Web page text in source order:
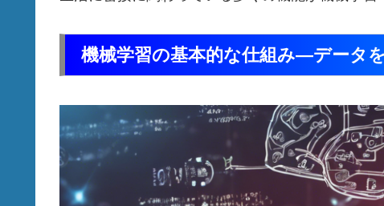
機械学習の基本的な仕組み—データ